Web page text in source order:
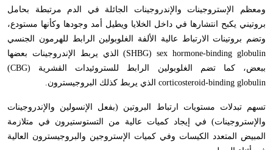
ومعظم الإستروجينات والإندروجينات الجائلة في الدم مرتبطة بحامل
بروتيني يكبح انتشارها في داخل الخلايا ويطيل أمد وجودها وكأنها مستودع،
وتضم بروتينات الارتباط عالية الألفة الغلوبولين الرابط للهرمون الجنسي
(SHBG) sex hormone-binding globulinالذي يربط الإندروجينات بعضها
ببعض، كما تضم الغلوبولين الرابط للستروئيدات القشرية (CBG)
corticosteroid-binding globulin الذي يربط كذلك البروجيسترون.
تسهم تبدلات مستويات ارتباط البروتين (بفعل الإنسولين والإندروجينات
والإستروجينات) في إيجاد كميات عالية من التستوستيرون في متلازمة
المبيض المتعدد الكيسات وفي كميات الإستروجين والبروجيسترون العالية